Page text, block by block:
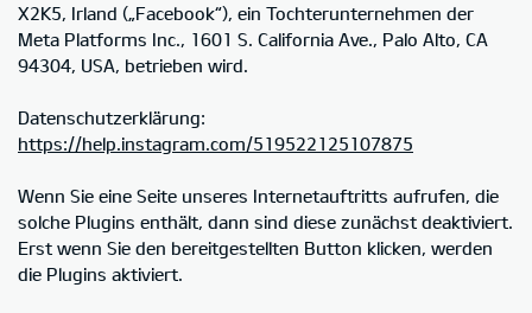
X2K5, Irland („Facebook“), ein Tochterunternehmen der
Meta Platforms Inc., 1601 S. California Ave., Palo Alto, CA
94304, USA, betrieben wird.
Datenschutzerklärung:
https://help.instagram.com/519522125107875
Wenn Sie eine Seite unseres Internetauftritts aufrufen, die
solche Plugins enthält, dann sind diese zunächst deaktiviert.
Erst wenn Sie den bereitgestellten Button klicken, werden
die Plugins aktiviert.